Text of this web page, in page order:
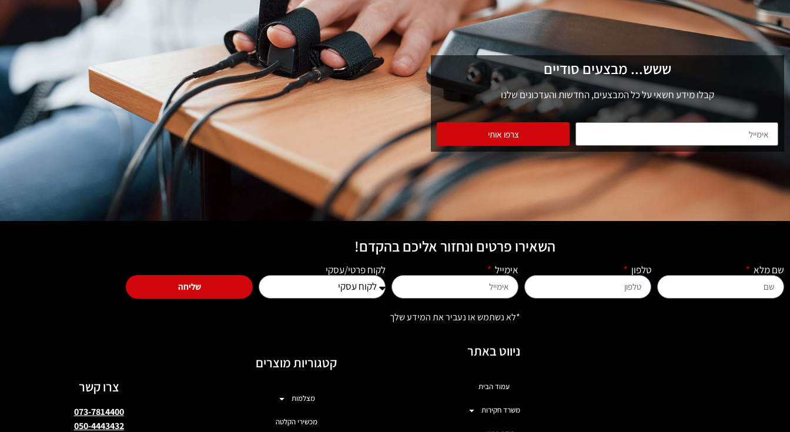
ששש... מבצעים סודיים
קבלו מידע חשאי על כל המבצעים, החדשות והעדכונים שלנו
צרפו אותי
השאירו פרטים ונחזור אליכם בהקדם!
שם מלא טלפון אימייל לקוח פרטי/עסקי
שליחה
*לא נשתמש או נעביר את המידע שלך
ניווט באתר
עמוד הבית
משרד חקירות
קטגוריות מוצרים
מצלמות
מכשירי הקלטה
צרו קשר
073-7814400
050-4443432